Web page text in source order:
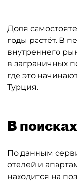
Доля
годы растёт. В
внутреннего
в заграничных
где это
Турция.
В
По данным
отелей и
находится на